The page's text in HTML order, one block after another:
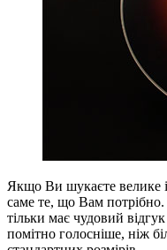
Якщо Ви шукаєте велике
саме те, що Вам
тільки має чудовий
помітно голосніше, ніж